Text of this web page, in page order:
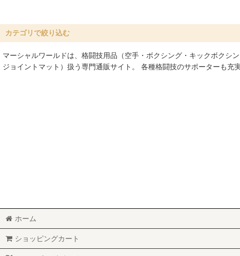
並び順 :
カテゴリで絞り込む
武道具・備品 (全商品)
マーシャルワールドは、格闘技用品（空手・ボクシング・キックボクシ
ジョイントマット）扱う専門通販サイト。 各種格闘技のサポーターも充
ホーム
ショッピングカート